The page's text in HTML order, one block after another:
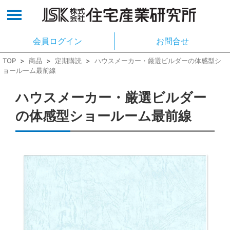
会員ログイン お問合せ
TOP > 商品 > 定期購読 > ハウスメーカー・厳選ビルダーの体感型シ
ョールーム最前線
ハウスメーカー・厳選ビルダー
の体感型ショールーム最前線